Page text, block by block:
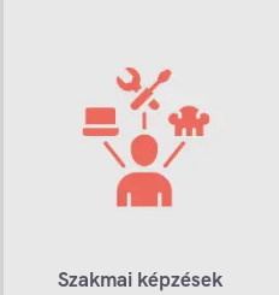
Szakmai képzések